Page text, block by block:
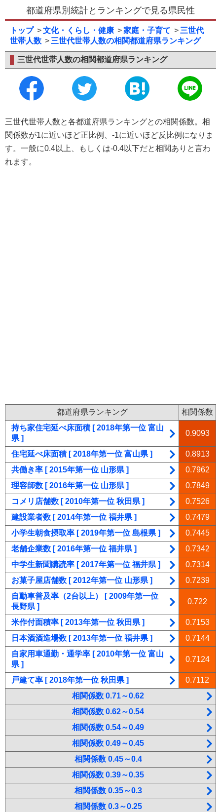
都道府県別統計とランキングで見る県民性
トップ 文化・くらし・健康 家庭・子育て
三世代
世帯人数
三世代世帯人数の相関都道府県ランキング
三世代世帯人数の相関都道府県ランキング
三世代世帯人数と各都道府県ランキングとの相関係数。相
関係数が1に近いほど正比例、-1に近いほど反比例になりま
す。一般に0.4以上、もしくは-0.4以下だと相関ありと言わ
れます。
都道府県ランキング
相関係数
持ち家住宅延べ床面積 [ 2018年第一位 富山
県 ]
0.9093
住宅延べ床面積 [ 2018年第一位 富山県 ]
0.8913
共働き率 [ 2015年第一位 山形県 ]
0.7962
理容師数 [ 2016年第一位 山形県 ]
0.7849
コメリ店舗数 [ 2010年第一位 秋田県 ]
0.7526
建設業者数 [ 2014年第一位 福井県 ]
0.7479
小学生朝食摂取率 [ 2019年第一位 島根県 ]
0.7445
老舗企業数 [ 2016年第一位 福井県 ]
0.7342
中学生新聞購読率 [ 2017年第一位 福井県 ]
0.7314
お菓子屋店舗数 [ 2012年第一位 山形県 ]
0.7239
自動車普及率（2台以上） [ 2009年第一位
長野県 ]
0.722
米作付面積率 [ 2013年第一位 秋田県 ]
0.7153
日本酒酒造場数 [ 2013年第一位 福井県 ]
0.7144
自家用車通勤・通学率 [ 2010年第一位 富山
県 ]
0.7124
戸建て率 [ 2018年第一位 秋田県 ]
0.7112
相関係数 0.71～0.62
相関係数 0.62～0.54
相関係数 0.54～0.49
相関係数 0.49～0.45
相関係数 0.45～0.4
相関係数 0.39～0.35
相関係数 0.35～0.3
相関係数 0.3～0.25